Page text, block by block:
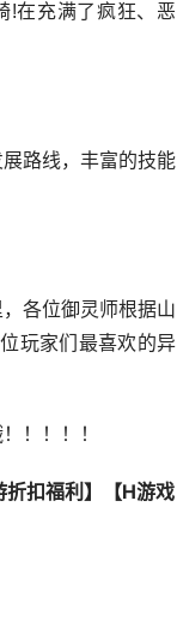
!在充满了疯狂、恶
路线，丰富的技能
各位御灵师根据山
玩家们最喜欢的异
！！！！
折扣福利 】【H游戏